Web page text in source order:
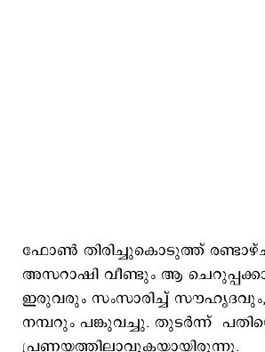
ഫോണ്‍ തിരിച്ചുകൊടുത്ത്
അസറാഷി വീണ്ടും ആ
ഇരുവരും സംസാരിച്ച്
നമ്പറും പങ്കുവച്ചു. തുടര്‍ന്ന്
പ്രണയത്തിലാവുകയായിരുന്നു.